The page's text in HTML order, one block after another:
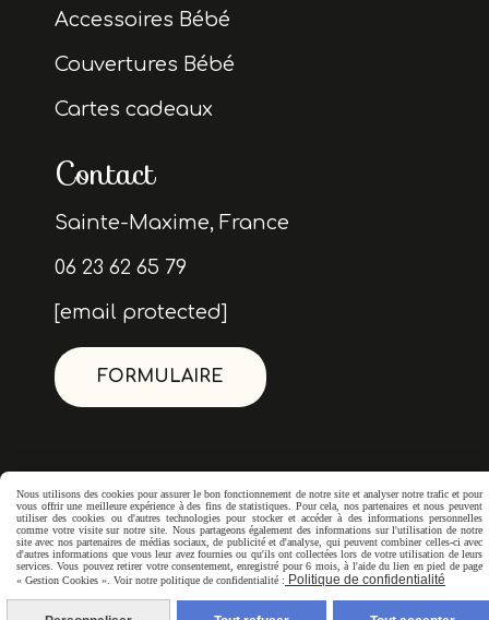
Accessoires Bébé
Couvertures Bébé
Cartes cadeaux
Contact
Sainte-Maxime, France
06 23 62 65 79
[email protected]
FORMULAIRE
Nous utilisons des cookies pour assurer le bon fonctionnement de notre site et analyser notre trafic et pour
vous offrir une meilleure expérience à des fins de statistiques. Pour cela, nos partenaires et nous peuvent
utiliser des cookies ou d'autres technologies pour stocker et accéder à des informations personnelles
comme votre visite sur notre site. Nous partageons également des informations sur l'utilisation de notre
site avec nos partenaires de médias sociaux, de publicité et d'analyse, qui peuvent combiner celles-ci avec
d'autres informations que vous leur avez fournies ou qu'ils ont collectées lors de votre utilisation de leurs
services. Vous pouvez retirer votre consentement, enregistré pour 6 mois, à l'aide du lien en pied de page
« Gestion Cookies ». Voir notre politique de confidentialité : Politique de confidentialité